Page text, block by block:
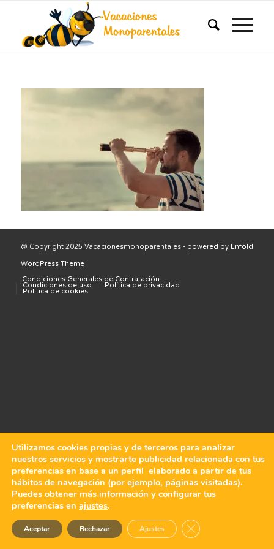
@ Copyright 2025 Vacacionesmonoparentales - powered by Enfold
WordPress Theme
Condiciones Generales de Contratación
Condiciones de uso Política de privacidad
Política de cookies
Utilizamos cookies propias y de terceros para analizar
nuestros servicios y mostrarte publicidad relacionada con tus
preferencias en base a un perfil elaborado a partir de tus
hábitos de navegación (por ejemplo, páginas visitadas).
Puedes obtener más información y configurar tus
preferencias en ajustes.
Aceptar Rechazar Ajustes Cerrar el banner de